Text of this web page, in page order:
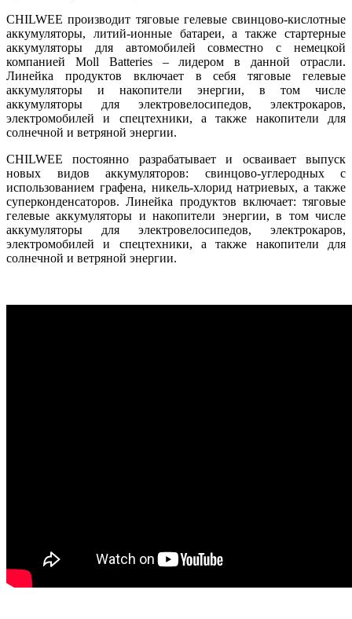
CHILWEE производит тяговые гелевые свинцово-кислотные
аккумуляторы, литий-ионные батареи, а также стартерные
аккумуляторы для автомобилей совместно с немецкой
компанией Moll Batteries – лидером в данной отрасли.
Линейка продуктов включает в себя тяговые гелевые
аккумуляторы и накопители энергии, в том числе
аккумуляторы для электровелосипедов, электрокаров,
электромобилей и спецтехники, а также накопители для
солнечной и ветряной энергии.
CHILWEE постоянно разрабатывает и осваивает выпуск
новых видов аккумуляторов: свинцово-углеродных с
использованием графена, никель-хлорид натриевых, а также
суперконденсаторов. Линейка продуктов включает: тяговые
гелевые аккумуляторы и накопители энергии, в том числе
аккумуляторы для электровелосипедов, электрокаров,
электромобилей и спецтехники, а также накопители для
солнечной и ветряной энергии.